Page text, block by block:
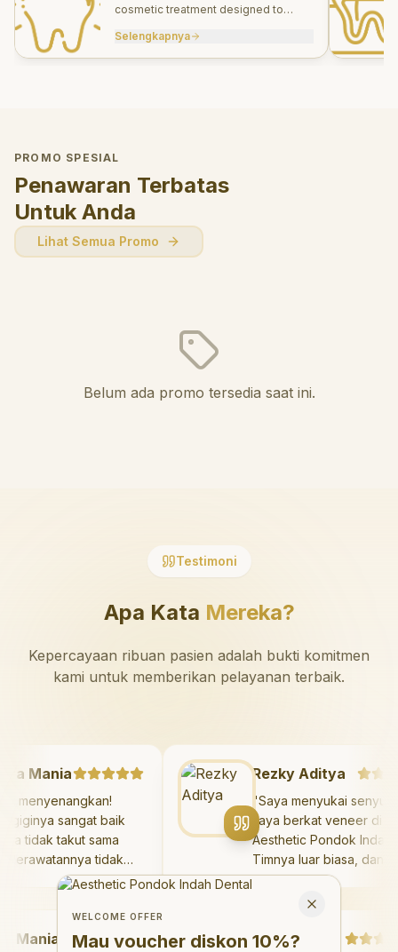
cosmetic treatment designed to
effectively.
Selengkapnya
PROMO SPESIAL
Penawaran Terbatas
Untuk Anda
Lihat Semua Promo
Belum ada promo tersedia saat ini.
Testimoni
Apa Kata Mereka?
Kepercayaan ribuan pasien adalah bukti komitmen
kami untuk memberikan pelayanan terbaik.
Mania
menyenangkan!
giginya sangat baik
saya tidak takut sama
Perawatannya tidak
dan saya bisa bermain
suka pergi ke dokter
sekarang!
"
Rezky Aditya
"Saya menyukai
saya berkat veneer
Aesthetic Pondok
Timnya luar biasa,
hasilnya melebihi
saya. Saya
hari."
Welcome Offer
Mau voucher diskon <strong>10%</strong>?
WELCOME OFFER
Mau voucher diskon 10%?
Close